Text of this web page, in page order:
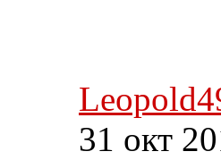
31 окт